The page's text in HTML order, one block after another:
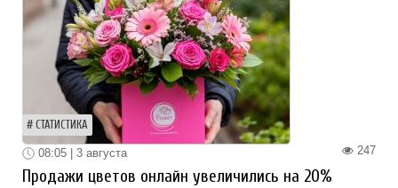
СТАТИСТИКА
247
08:05 | 3 августа
Продажи цветов онлайн увеличились на 20%